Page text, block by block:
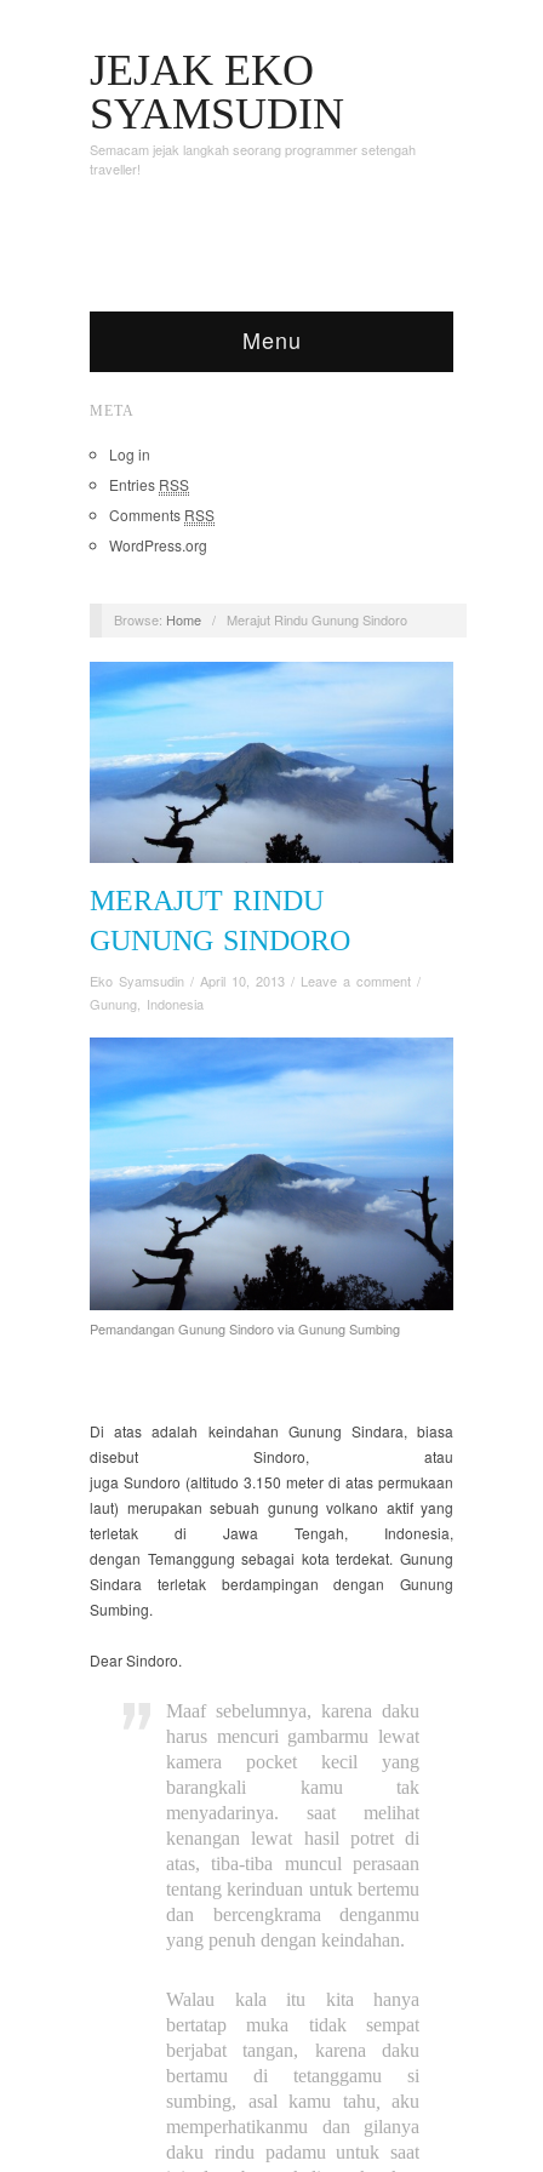
JEJAK EKO
SYAMSUDIN
Semacam jejak langkah seorang programmer setengah
traveller!
Menu
META
Log in
Entries RSS
Comments RSS
WordPress.org
Browse: Home / Merajut Rindu Gunung Sindoro
MERAJUT RINDU
GUNUNG SINDORO
Eko Syamsudin / April 10, 2013 / Leave a comment /
Gunung Indonesia
Pemandangan Gunung Sindoro via Gunung Sumbing
Di atas adalah keindahan Gunung Sindara, biasa
disebut Sindoro, atau
juga Sundoro (altitudo 3.150 meter di atas permukaan
laut) merupakan sebuah gunung volkano aktif yang
terletak di Jawa Tengah, Indonesia,
dengan Temanggung sebagai kota terdekat. Gunung
Sindara terletak berdampingan dengan Gunung
Sumbing.
Dear Sindoro.
Maaf sebelumnya, karena daku
harus mencuri gambarmu lewat
kamera pocket kecil yang
barangkali kamu tak
menyadarinya. saat melihat
kenangan lewat hasil potret di
atas, tiba-tiba muncul perasaan
tentang kerinduan untuk bertemu
dan bercengkrama denganmu
yang penuh dengan keindahan.
Walau kala itu kita hanya
bertatap muka tidak sempat
berjabat tangan, karena daku
bertamu di tetanggamu si
sumbing, asal kamu tahu
aku
memperhatikanmu
dan gilanya
daku rindu padamu untuk saat